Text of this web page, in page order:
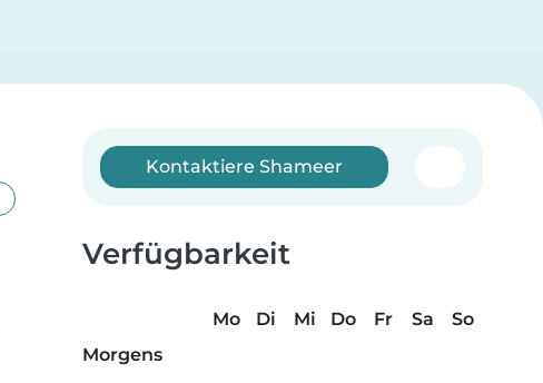
Kontaktiere Shameer
Verfügbarkeit
Mo Di Mi Do Fr Sa
So
Morgens